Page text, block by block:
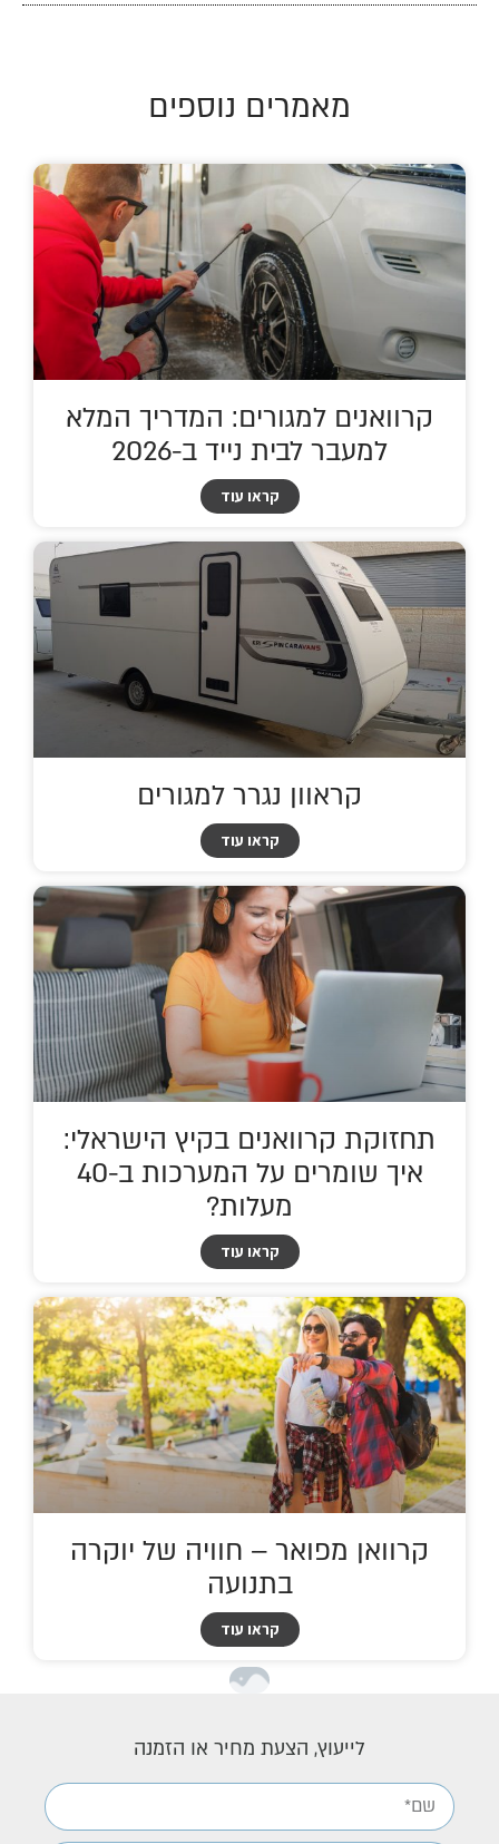
מאמרים נוספים
קרוואנים למגורים: המדריך המלא
למעבר לבית נייד ב-2026
קראו עוד
קראוון נגרר למגורים
קראו עוד
תחזוקת קרוואנים בקיץ הישראלי:
איך שומרים על המערכות ב-40
מעלות?
קראו עוד
קרוואן מפואר – חוויה של יוקרה
בתנועה
קראו עוד
לייעוץ, הצעת מחיר או הזמנה